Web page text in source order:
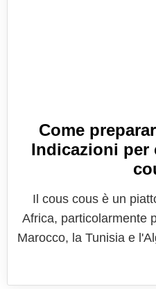
Come
Indicazioni per
Il cous cous è un
Africa, particolarmente
Marocco, la Tunisia e
in tutto il mondo grazie
di preparazione e